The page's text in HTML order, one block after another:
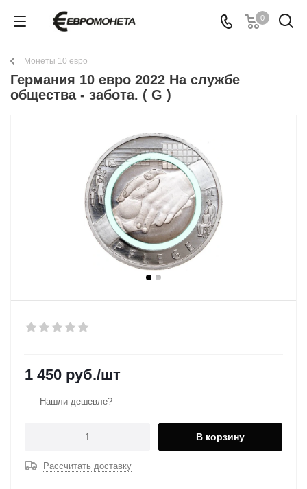
0
Монеты 10 евро
Германия 10 евро 2022 На службе
общества - забота. ( G )
1 450 руб./шт
Нашли дешевле?
В корзину
Рассчитать доставку